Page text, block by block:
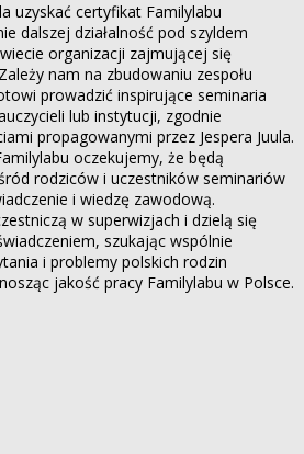
uzyskać certyfikat Familylabu
dalszej działalność pod szyldem
organizacji zajmującej się
nam na zbudowaniu zespołu
prowadzić inspirujące seminaria
lub instytucji, zgodnie
propagowanymi przez Jespera Juula.
oczekujemy, że będą
rodziców i uczestników seminariów
i wiedzę zawodową.
w superwizjach i dzielą się
szukając wspólnie
i problemy polskich rodzin
jakość pracy Familylabu w Polsce.